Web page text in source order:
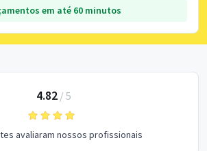
em até 60 minutos
4.82/ 5
avaliaram nossos profissionais